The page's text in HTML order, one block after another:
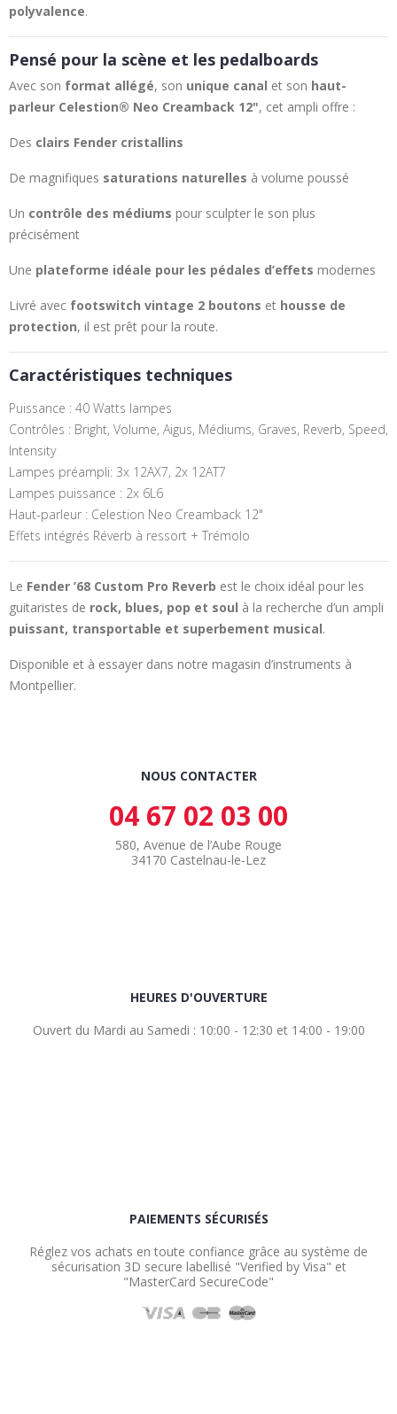
polyvalence.
Pensé pour la scène et les pedalboards
Avec son format allégé, son unique canal et son haut-
parleur Celestion® Neo Creamback 12", cet ampli offre :
Des clairs Fender cristallins
De magnifiques saturations naturelles à volume poussé
Un contrôle des médiums pour sculpter le son plus
précisément
Une plateforme idéale pour les pédales d’effets modernes
Livré avec footswitch vintage 2 boutons et housse de
protection, il est prêt pour la route.
Caractéristiques techniques
Puissance : 40 Watts lampes
Contrôles : Bright, Volume, Aigus, Médiums, Graves, Reverb, Speed,
Intensity
Lampes préampli: 3x 12AX7, 2x 12AT7
Lampes puissance : 2x 6L6
Haut-parleur : Celestion Neo Creamback 12"
Effets intégrés Réverb à ressort + Trémolo
Le Fender ’68 Custom Pro Reverb est le choix idéal pour les
guitaristes de rock, blues, pop et soul à la recherche d’un ampli
puissant, transportable et superbement musical.
Disponible et à essayer dans notre magasin d’instruments à
Montpellier.
NOUS CONTACTER
04 67 02 03 00
580, Avenue de l’Aube Rouge
34170 Castelnau-le-Lez
HEURES D'OUVERTURE
Ouvert du Mardi au Samedi : 10:00 - 12:30 et 14:00 - 19:00
PAIEMENTS SÉCURISÉS
Réglez vos achats en toute confiance grâce au système de
sécurisation 3D secure labellisé "Verified by Visa" et
"MasterCard SecureCode"